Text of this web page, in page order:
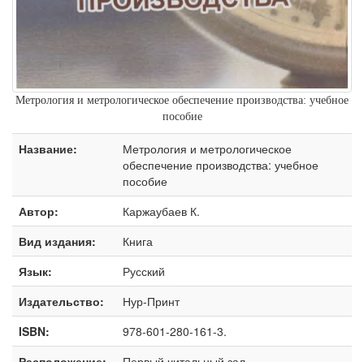
Метрология и метрологическое обеспечение производства: учебное
пособие
Название:
Метрология и метрологическое
обеспечение производства: учебное
пособие
Автор:
Каржаубаев К.
Вид издания:
Книга
Язык:
Русский
Издательство:
Нур-Принт
ISBN:
978-601-280-161-3.